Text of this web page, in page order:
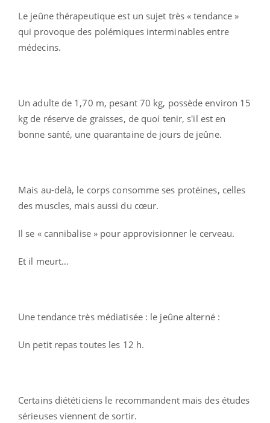
Le jeûne thérapeutique est un sujet très « tendance »
qui provoque des polémiques interminables entre
médecins.
Un adulte de 1,70 m, pesant 70 kg, possède environ 15
kg de réserve de graisses, de quoi tenir, s'il est en
bonne santé, une quarantaine de jours de jeûne.
Mais au-delà, le corps consomme ses protéines, celles
des muscles, mais aussi du cœur.
Il se « cannibalise » pour approvisionner le cerveau.
Et il meurt…
Une tendance très médiatisée : le jeûne alterné :
Un petit repas toutes les 12 h.
Certains diététiciens le recommandent mais des études
sérieuses viennent de sortir.